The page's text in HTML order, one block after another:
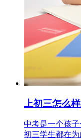
上初三怎么
中考是一个孩
初三学生都在